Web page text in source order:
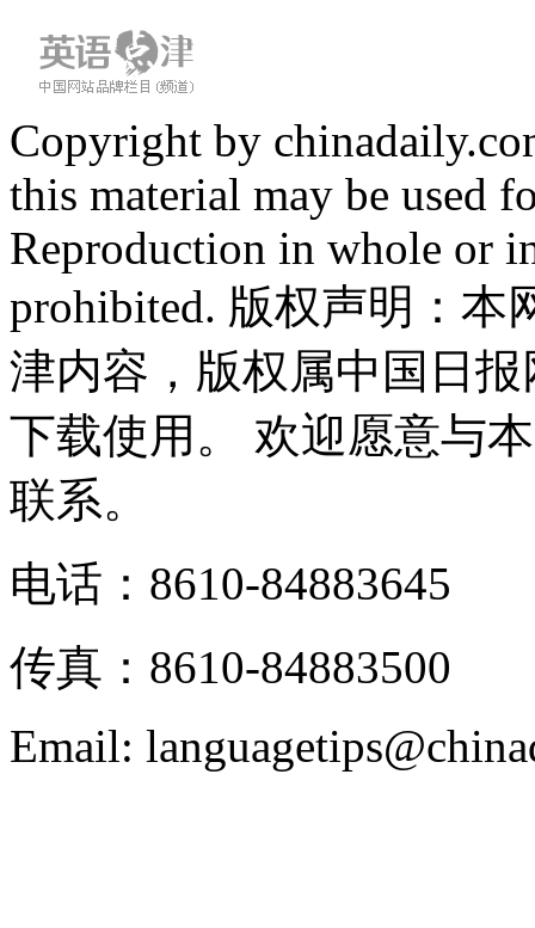
Copyright by
this material may be used
Reproduction in whole or
prohibited. 版权声明：
津内容，版权属中国日
下载使用。 欢迎愿意与
联系。
电话：8610-84883645
传真：8610-84883500
Email: